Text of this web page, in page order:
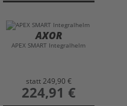
AXOR
APEX SMART Integralhelm
statt 249,90 €
preis
224,91 €